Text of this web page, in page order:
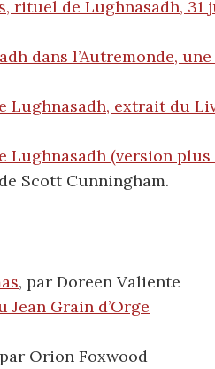
rituel de Lughnasadh,
dans l’Autremonde,
Lughnasadh, extrait du
Lughnasadh (version
Scott Cunningham.
, par Doreen Valiente
Jean Grain d’Orge
Orion Foxwood